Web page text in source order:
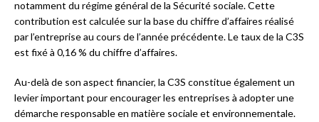
notamment du régime général de la Sécurité sociale. Cette
contribution est calculée sur la base du chiffre d’affaires réalisé
par l’entreprise au cours de l’année précédente. Le taux de la C3S
est fixé à 0,16 % du chiffre d’affaires.
Au-delà de son aspect financier, la C3S constitue également un
levier important pour encourager les entreprises à adopter une
démarche responsable en matière sociale et environnementale.